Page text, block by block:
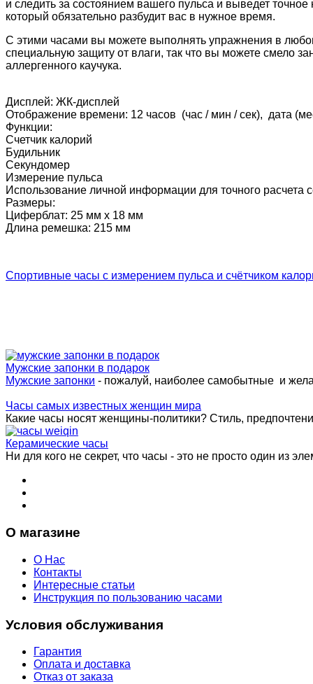
и следить за состоянием вашего пульса и выведет
который обязательно разбудит вас в нужное время.
С этими часами вы можете выполнять упражнения в
специальную защиту от влаги, так что вы можете смело
аллергенного каучука.
Дисплей: ЖК-дисплей
Отображение времени: 12 часов (час / мин / сек), дата
Функции:
Счетчик калорий
Будильник
Секундомер
Измерение пульса
Использование личной информации для точного
Размеры:
Циферблат: 25 мм х 18 мм
Длина ремешка: 215 мм
Спортивные часы с измерением пульса и счётчиком
Мужские запонки в подарок
Мужские запонки - пожалуй, наиболее самобытные и
Часы самых известных женщин мира
Какие часы носят женщины-политики? Стиль,
Керамические часы
Ни для кого не секрет, что часы - это не просто один из
О магазине
О Нас
Контакты
Интересные статьи
Инструкция по пользованию часами
Условия обслуживания
Гарантия
Оплата и доставка
Отказ от заказа